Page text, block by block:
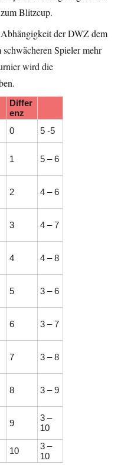
Blitzcup.
der DWZ dem
Spieler mehr
wird die
Differ
enz
0
5 -5
1 5 – 6
2 4 – 6
3 4 – 7
4 4 – 8
5 3 – 6
6 3 – 7
7 3 – 8
8 3 – 9
9
3 –
10
10
3 –
10